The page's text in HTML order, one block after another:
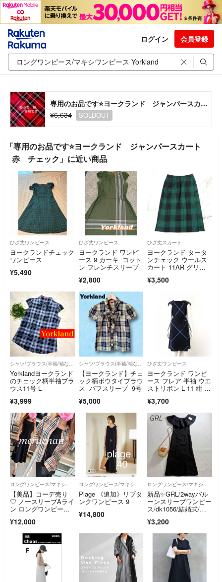
ログイン 会員登録
専用のお品です⭐ヨークランド ジャンパースカート 赤 チェック
¥6,634
SOLDOUT
「専用のお品です⭐ヨークランド ジャンパースカート
赤 チェック」に近い商品
ひざ丈ワンピース
ヨークランドチェック
ワンピース
¥5,490
ひざ丈ワンピース
ヨークランド ワンピ
ース 9 カーキ コット
ン フレンチスリーブ
¥2,800
ひざ丈スカート
ヨークランド タータ
ンチェック ウールス
カート 11AR グリー
¥3,500
シャツ/ブラウス(半袖/袖なし)
Yorklandヨークランド
のチェック柄半袖ブラ
ウス11号 L
¥3,999
シャツ/ブラウス(半袖/袖なし)
【ヨークランド】チェ
ック柄ボウタイブラウ
ス パフスリーブ 9号
¥5,000
ひざ丈ワンピース
ヨークランド ワンピ
ース フレア 半袖 ウエ
ストリボン L 11 紺 ネ
¥3,700
ロングワンピース/マキシワンピース
【美品】コーデ売り
♡ ノースリーブAライ
ン ロングワンピース
¥12,000
ロングワンピース/マキシワンピース
Plage 《追加》リブタ
ンクワンピース 9
¥14,800
ロングワンピース/マキシワンピース
新品✨GRL/2wayバル
ーンスリーブワンピー
ス/dk1056/結婚式/完
¥3,200